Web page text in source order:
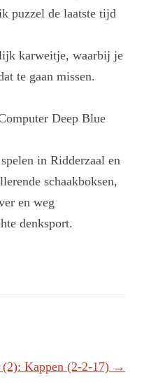
puzzel de laatste tijd
karweitje, waarbij je
te gaan missen.
Deep Blue
in Ridderzaal en
schaakboksen,
en weg
denksport.
(2): Kappen (2-2-17) →